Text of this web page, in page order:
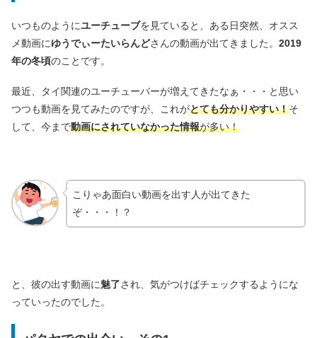
いつものようにユーチューブを見ていると、ある日突然、オスス
メ動画にゆうでぃーたいらんどさんの動画が出てきました。 2019
年の冬頃のことです。
最近、タイ関連のユーチューバーが増えてきたなぁ・・・と思い
つつも動画を見てみたのですが、これがとても分かりやすい！そ
して、今まで動画にされていなかった情報が多い！
こりゃあ面白い動画を出す人が出てきた
ぞ・・・！？
と、彼の出す動画に魅了され、気がつけばチェックするようにな
っていったのでした。